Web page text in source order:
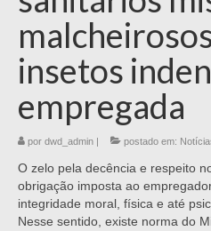
insetos
empregada
por dwd_admin postado em:
O zelo pela decência e respeito
obrigação imposta ao
integridade moral, física e até
Nesse sentido, existe norma do